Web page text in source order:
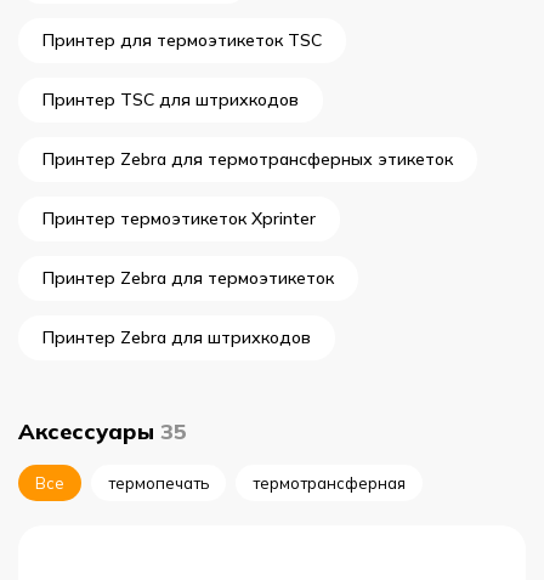
Принтер для термоэтикеток TSC
Принтер TSC для штрихкодов
Принтер Zebra для термотрансферных этикеток
Принтер термоэтикеток Xprinter
Принтер Zebra для термоэтикеток
Принтер Zebra для штрихкодов
Аксессуары 35
Все термопечать термотрансферная